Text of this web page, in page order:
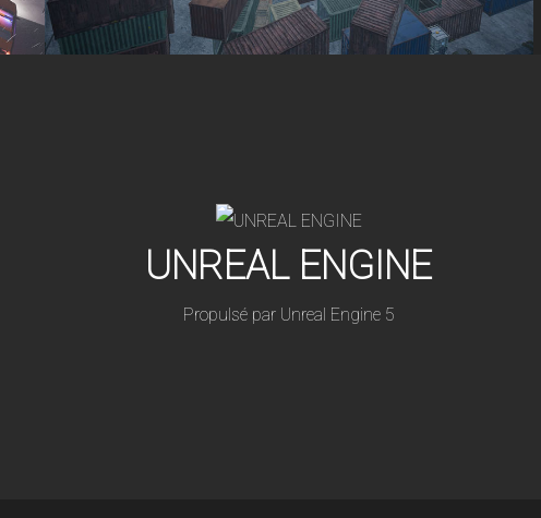
UNREAL ENGINE
Propulsé par Unreal Engine 5